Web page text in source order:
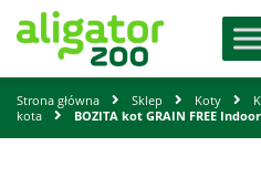
Strona główna Sklep Koty
kota
BOZITA kot GRAIN FREE